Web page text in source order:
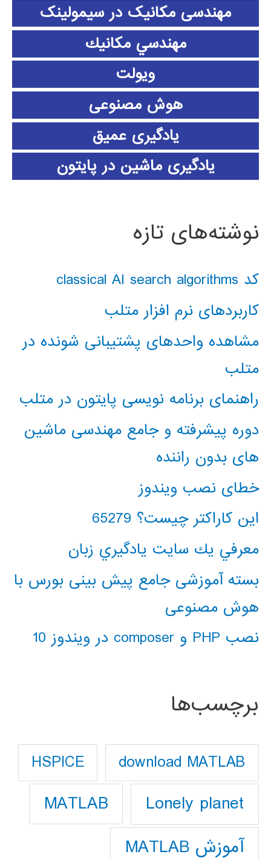
مهندسی مکانیک در سیمولینک
مهندسي مكانيك
ویولت
هوش مصنوعی
یادگیری عمیق
یادگیری ماشین در پایتون
نوشته‌های تازه
کد classical AI search algorithms
کاربردهای نرم افزار متلب
مشاهده واحدهای پشتیبانی شونده در
متلب
راهنمای برنامه نویسی پایتون در متلب
دوره پیشرفته و جامع مهندسی ماشین
های بدون راننده
خطای نصب ویندوز
این کاراکتر چیست؟ 65279
معرفي يك سايت يادگيري زبان
بسته آموزشی جامع پیش بینی بورس با
هوش مصنوعی
نصب PHP و composer در ویندوز 10
برچسب‌ها
download MATLAB
HSPICE
Lonely planet
MATLAB
آموزش MATLAB